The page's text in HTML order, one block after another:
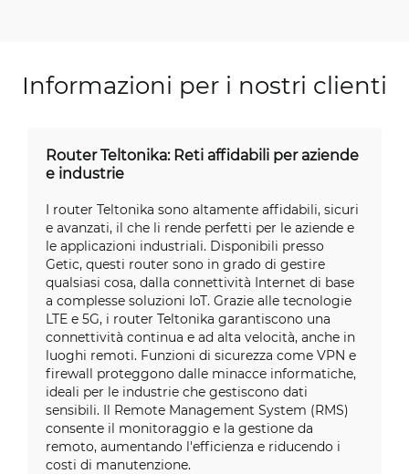
Informazioni per i nostri clienti
Router Teltonika: Reti affidabili per aziende
e industrie
I router Teltonika sono altamente affidabili, sicuri
e avanzati, il che li rende perfetti per le aziende e
le applicazioni industriali. Disponibili presso
Getic, questi router sono in grado di gestire
qualsiasi cosa, dalla connettività Internet di base
a complesse soluzioni IoT. Grazie alle tecnologie
LTE e 5G, i router Teltonika garantiscono una
connettività continua e ad alta velocità, anche in
luoghi remoti. Funzioni di sicurezza come VPN e
firewall proteggono dalle minacce informatiche,
ideali per le industrie che gestiscono dati
sensibili. Il Remote Management System (RMS)
consente il monitoraggio e la gestione da
remoto, aumentando l'efficienza e riducendo i
costi di manutenzione.